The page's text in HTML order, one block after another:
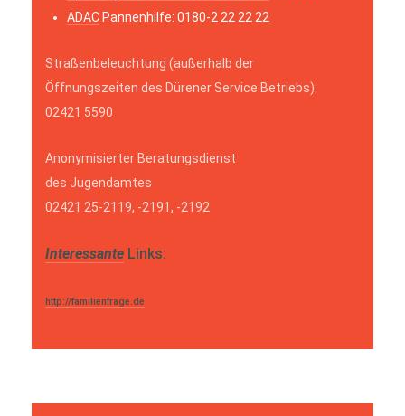
ADAC Pannenhilfe: 0180-2 22 22 22
Straßenbeleuchtung (außerhalb der
Öffnungszeiten des Dürener Service Betriebs):
02421 5590
Anonymisierter Beratungsdienst
des Jugendamtes
02421 25-2119, -2191, -2192
Interessante Links:
http://familienfrage.de